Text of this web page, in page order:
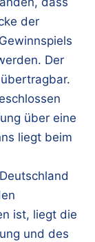
der
Der
über eine
liegt beim
ist, liegt die
und des